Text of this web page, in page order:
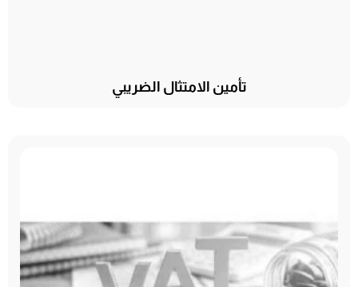
تأمين الامتثال الضريبي